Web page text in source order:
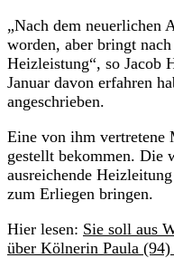
„Nach dem neuerlichen
worden, aber bringt
Heizleistung“, so Jacob
Januar davon erfahren
angeschrieben.
Eine von ihm vertretene
gestellt bekommen. Die
ausreichende
zum Erliegen bringen.
Hier lesen: Sie soll aus
über Kölnerin Paula